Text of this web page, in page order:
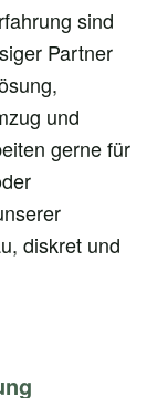
sind
Partner
und
gerne für
diskret und